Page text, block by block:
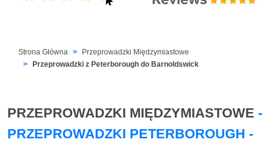
Strona Główna
Przeprowadzki Międzymiastowe
Przeprowadzki z Peterborough do Barnoldswick
PRZEPROWADZKI MIĘDZYMIASTOWE -
PRZEPROWADZKI PETERBOROUGH -